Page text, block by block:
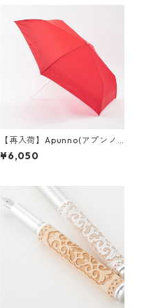
【再入荷】Apunno(アプンノ)
晴雨兼用折りたたみ傘
¥6,050